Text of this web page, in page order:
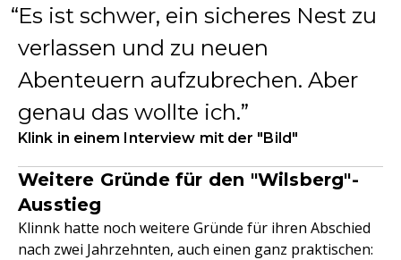
Es ist schwer, ein sicheres Nest zu
verlassen und zu neuen
Abenteuern aufzubrechen. Aber
genau das wollte ich.
Klink in einem Interview mit der "Bild"
Weitere Gründe für den "Wilsberg"-
Ausstieg
Klinnk hatte noch weitere Gründe für ihren Abschied
nach zwei Jahrzehnten, auch einen ganz praktischen: